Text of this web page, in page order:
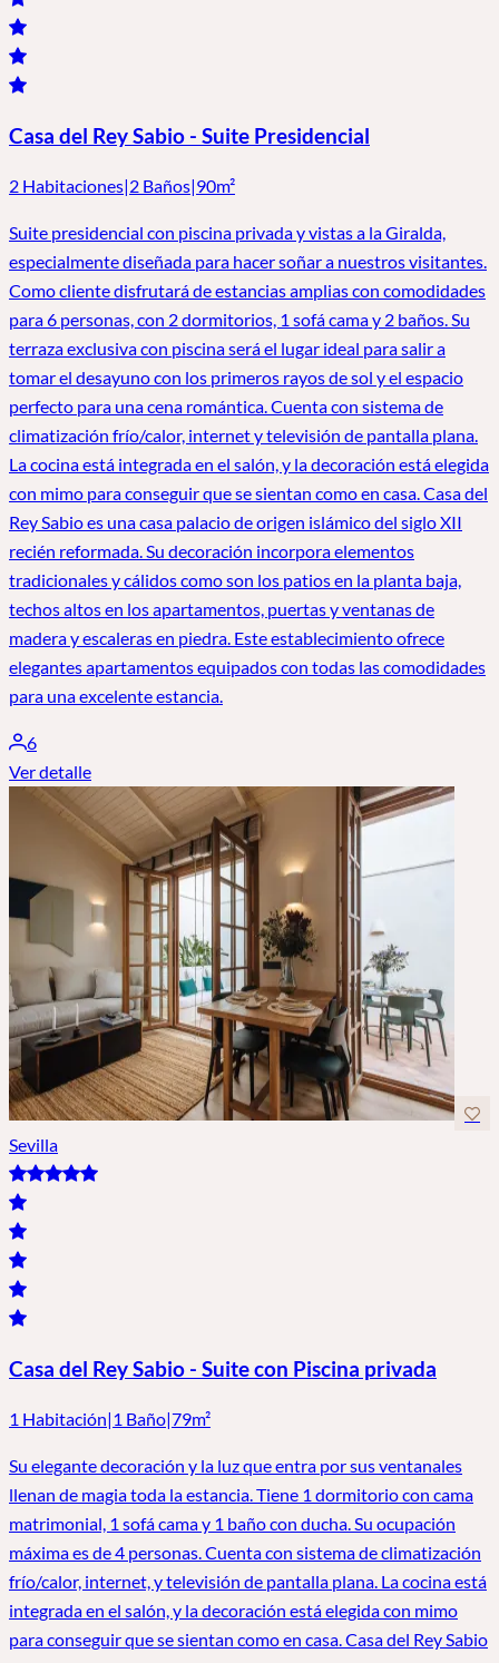
Casa del Rey Sabio - Suite Presidencial
2 Habitaciones|2 Baños|90m²
Suite presidencial con piscina privada y vistas a la Giralda,
especialmente diseñada para hacer soñar a nuestros visitantes.
Como cliente disfrutará de estancias amplias con comodidades
para 6 personas, con 2 dormitorios, 1 sofá cama y 2 baños. Su
terraza exclusiva con piscina será el lugar ideal para salir a
tomar el desayuno con los primeros rayos de sol y el espacio
perfecto para una cena romántica. Cuenta con sistema de
climatización frío/calor, internet y televisión de pantalla plana.
La cocina está integrada en el salón, y la decoración está elegida
con mimo para conseguir que se sientan como en casa. Casa del
Rey Sabio es una casa palacio de origen islámico del siglo XII
recién reformada. Su decoración incorpora elementos
tradicionales y cálidos como son los patios en la planta baja,
techos altos en los apartamentos, puertas y ventanas de
madera y escaleras en piedra. Este establecimiento ofrece
elegantes apartamentos equipados con todas las comodidades
para una excelente estancia.
6
Ver detalle
Sevilla
Casa del Rey Sabio - Suite con Piscina privada
1 Habitación|1 Baño|79m²
Su elegante decoración y la luz que entra por sus ventanales
llenan de magia toda la estancia. Tiene 1 dormitorio con cama
matrimonial, 1 sofá cama y 1 baño con ducha. Su ocupación
máxima es de 4 personas. Cuenta con sistema de climatización
frío/calor, internet, y televisión de pantalla plana. La cocina está
integrada en el salón, y la decoración está elegida con mimo
para conseguir que se sientan como en casa. Casa del Rey Sabio